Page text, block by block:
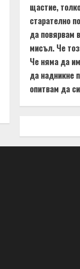
щастие,
старателно
да повярвам
мисъл. Че
Че няма да
да надникне
опитвам да